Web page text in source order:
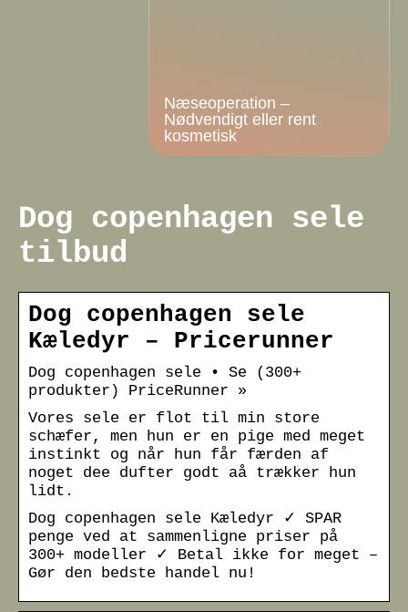
Næseoperation –
Nødvendigt eller rent
kosmetisk
Dog copenhagen sele
tilbud
Dog copenhagen sele
Kæledyr – Pricerunner
Dog copenhagen sele • Se (300+
produkter) PriceRunner »
Vores sele er flot til min store
schæfer, men hun er en pige med meget
instinkt og når hun får færden af
noget dee dufter godt aå trækker hun
lidt.
Dog copenhagen sele Kæledyr ✓ SPAR
penge ved at sammenligne priser på
300+ modeller ✓ Betal ikke for meget –
Gør den bedste handel nu!